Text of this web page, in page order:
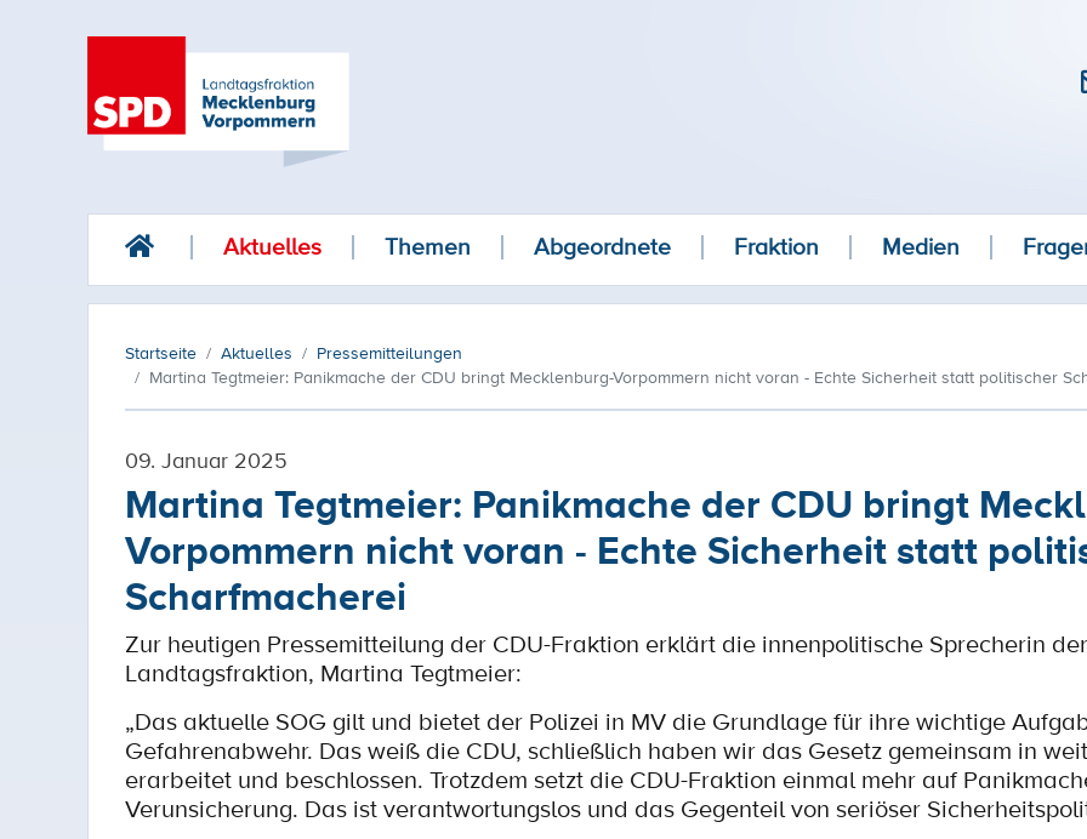
Aktuelles Themen Abgeordnete Fraktion Medien
Startseite Aktuelles
Pressemitteilungen
Martina Tegtmeier: Panikmache der CDU bringt Mecklenburg-Vorpommern nicht voran - Echte Sicherheit statt politischer
09. Januar 2025
Martina Tegtmeier: Panikmache der CDU bringt
Vorpommern nicht voran - Echte Sicherheit statt
Scharfmacherei
Zur heutigen Pressemitteilung der CDU-Fraktion erklärt die innenpolitische Sprecherin
Landtagsfraktion, Martina Tegtmeier:
„Das aktuelle SOG gilt und bietet der Polizei in MV die Grundlage für ihre wichtige
Gefahrenabwehr. Das weiß die CDU, schließlich haben wir das Gesetz gemeinsam in
erarbeitet und beschlossen. Trotzdem setzt die CDU-Fraktion einmal mehr auf
Verunsicherung. Das ist verantwortungslos und das Gegenteil von seriöser